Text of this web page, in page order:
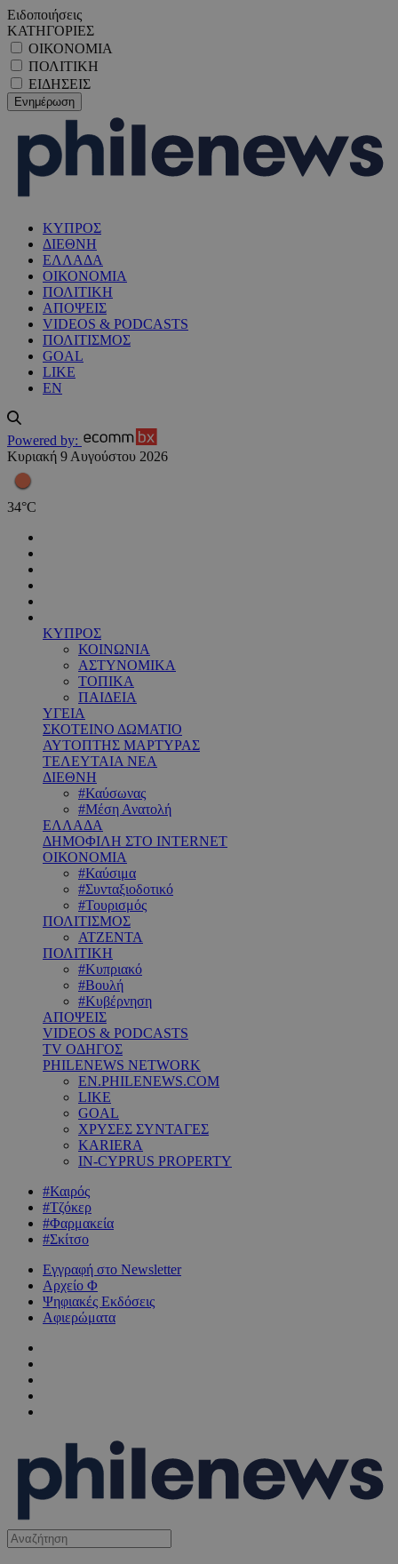
Ειδοποιήσεις
ΚΑΤΗΓΟΡΙΕΣ
ΟΙΚΟΝΟΜΙΑ
ΠΟΛΙΤΙΚΗ
ΕΙΔΗΣΕΙΣ
ΚΥΠΡΟΣ
ΔΙΕΘΝΗ
ΕΛΛΑΔΑ
ΟΙΚΟΝΟΜΙΑ
ΠΟΛΙΤΙΚΗ
ΑΠΟΨΕΙΣ
VIDEOS & PODCASTS
ΠΟΛΙΤΙΣΜΟΣ
GOAL
LIKE
EN
Powered by:
Κυριακή 9 Αυγούστου 2026
34°C
ΚΥΠΡΟΣ
ΚΟΙΝΩΝΙΑ
ΑΣΤΥΝΟΜΙΚΑ
ΤΟΠΙΚΑ
ΠΑΙΔΕΙΑ
ΥΓΕΙΑ
ΣΚΟΤΕΙΝΟ ΔΩΜΑΤΙΟ
ΑΥΤΟΠΤΗΣ ΜΑΡΤΥΡΑΣ
ΤΕΛΕΥΤΑΙΑ ΝΕΑ
ΔΙΕΘΝΗ
#Καύσωνας
#Μέση Ανατολή
ΕΛΛΑΔΑ
ΔΗΜΟΦΙΛΗ ΣΤΟ INTERNET
ΟΙΚΟΝΟΜΙΑ
#Καύσιμα
#Συνταξιοδοτικό
#Τουρισμός
ΠΟΛΙΤΙΣΜΟΣ
ΑΤΖΕΝΤΑ
ΠΟΛΙΤΙΚΗ
#Κυπριακό
#Βουλή
#Κυβέρνηση
ΑΠΟΨΕΙΣ
VIDEOS & PODCASTS
TV ΟΔΗΓΟΣ
PHILENEWS NETWORK
EN.PHILENEWS.COM
LIKE
GOAL
ΧΡΥΣΕΣ ΣΥΝΤΑΓΕΣ
KARIERA
IN-CYPRUS PROPERTY
#Καιρός
#Τζόκερ
#Φαρμακεία
#Σκίτσο
Εγγραφή στο Newsletter
Αρχείο Φ
Ψηφιακές Εκδόσεις
Αφιερώματα